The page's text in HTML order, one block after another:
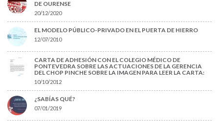
DE OURENSE
20/12/2020
EL MODELO PÚBLICO-PRIVADO EN EL PUERTA DE HIERRO
12/07/2010
CARTA DE ADHESIÓN CON EL COLEGIO MÉDICO DE
PONTEVEDRA SOBRE LAS ACTUACIONES DE LA GERENCIA
DEL CHOP PINCHE SOBRE LA IMAGEN PARA LEER LA CARTA:
10/10/2012
¿SABÍAS QUÉ?
07/01/2019